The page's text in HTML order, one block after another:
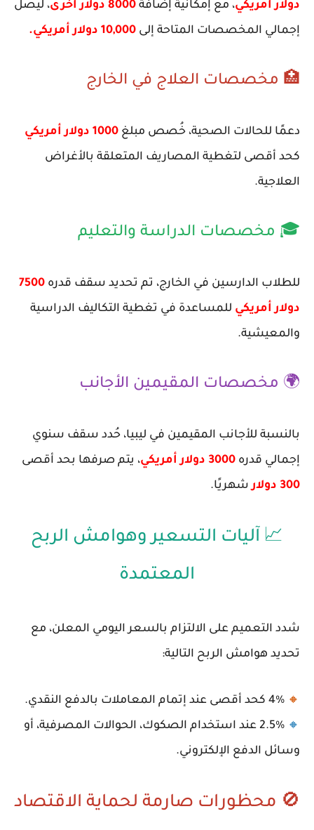
دولار أمريكي، مع إمكانية إضافة 8000 دولار أخرى
، ليصل
إجمالي المخصصات المتاحة إلى 10,000 دولار أمريكي.
🏥 مخصصات العلاج في الخارج
دعمًا للحالات الصحية، خُصص مبلغ 1000 دولار أمريكي
كحد أقصى لتغطية المصاريف المتعلقة بالأغراض
العلاجية.
🎓 مخصصات الدراسة والتعليم
للطلاب الدارسين في الخارج، تم تحديد سقف قدره 7500
دولار أمريكي للمساعدة في تغطية التكاليف الدراسية
والمعيشية.
🌍 مخصصات المقيمين الأجانب
بالنسبة للأجانب المقيمين في ليبيا، حُدد سقف سنوي
إجمالي قدره 3000 دولار أمريكي
، يتم صرفها بحد أقصى
300 دولار
شهريًا.
📈 آليات التسعير وهوامش الربح
المعتمدة
شدد التعميم على الالتزام بالسعر اليومي المعلن، مع
تحديد هوامش الربح التالية:
🔸
4% كحد أقصى عند إتمام المعاملات بالدفع النقدي.
🔸
2.5% عند استخدام الصكوك، الحوالات المصرفية، أو
وسائل الدفع الإلكتروني.
🚫 محظورات صارمة لحماية الاقتصاد